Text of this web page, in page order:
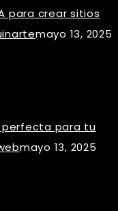
para crear sitios
mayo 13, 2025
perfecta para tu
mayo 13, 2025